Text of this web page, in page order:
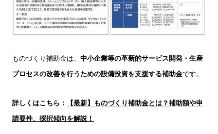
ものづくり補助金は、 中小企業等の革新的サービス開発・生産
プロセスの改善を行うための設備投資を支援する補助金です。
詳しくはこちら：
【最新】ものづくり補助金とは？補助額や申
請要件、採択傾向を解説！